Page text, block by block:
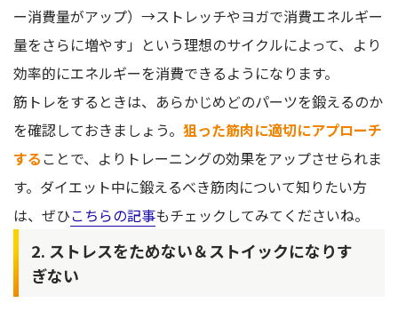
ー消費量がアップ）→ストレッチやヨガで消費エネルギー
量をさらに増やす」という理想のサイクルによって、より
効率的にエネルギーを消費できるようになります。
筋トレをするときは、あらかじめどのパーツを鍛えるのか
を確認しておきましょう。 狙った筋肉に適切にアプローチ
する ことで、よりトレーニングの効果をアップさせられま
す。ダイエット中に鍛えるべき筋肉について知りたい方
は、ぜひこちらの記事もチェックしてみてくださいね。
2. ストレスをためない＆ストイックになりす
ぎない